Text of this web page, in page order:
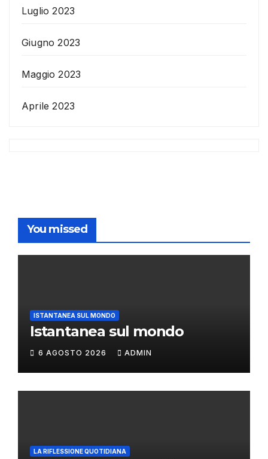
Luglio 2023
Giugno 2023
Maggio 2023
Aprile 2023
You missed
ISTANTANEA SUL MONDO
Istantanea sul mondo
6 AGOSTO 2026 ADMIN
LA RIFLESSIONE QUOTIDIANA